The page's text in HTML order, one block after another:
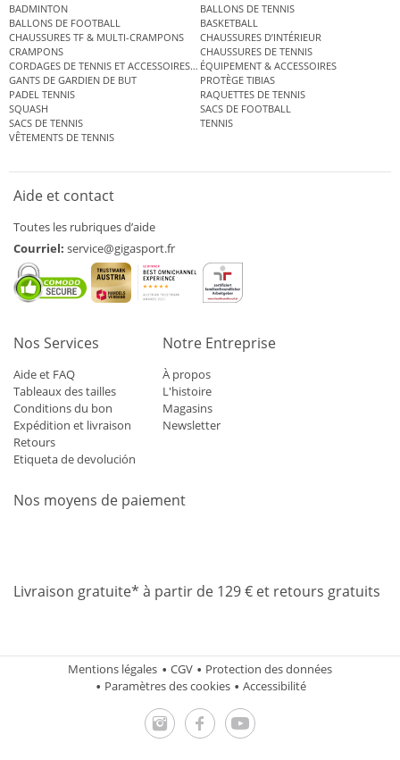
BADMINTON
BALLONS DE TENNIS
BALLONS DE FOOTBALL
BASKETBALL
CHAUSSURES TF & MULTI-CRAMPONS
CHAUSSURES D’INTÉRIEUR
CRAMPONS
CHAUSSURES DE TENNIS
CORDAGES DE TENNIS ET ACCESSOIRES DE TENNISÉQUIPEMENT & ACCESSOIRES
GANTS DE GARDIEN DE BUT
PROTÈGE TIBIAS
PADEL TENNIS
RAQUETTES DE TENNIS
SQUASH
SACS DE FOOTBALL
SACS DE TENNIS
TENNIS
VÊTEMENTS DE TENNIS
Aide et contact
Toutes les rubriques d’aide
Courriel: service@gigasport.fr
Nos Services
Aide et FAQ
Tableaux des tailles
Conditions du bon
Expédition et livraison
Retours
Etiqueta de devolución
Notre Entreprise
À propos
L'histoire
Magasins
Newsletter
Nos moyens de paiement
Livraison gratuite* à partir de 129 € et retours gratuits
Mentions légales CGV
Protection des données
Paramètres des cookies
Accessibilité